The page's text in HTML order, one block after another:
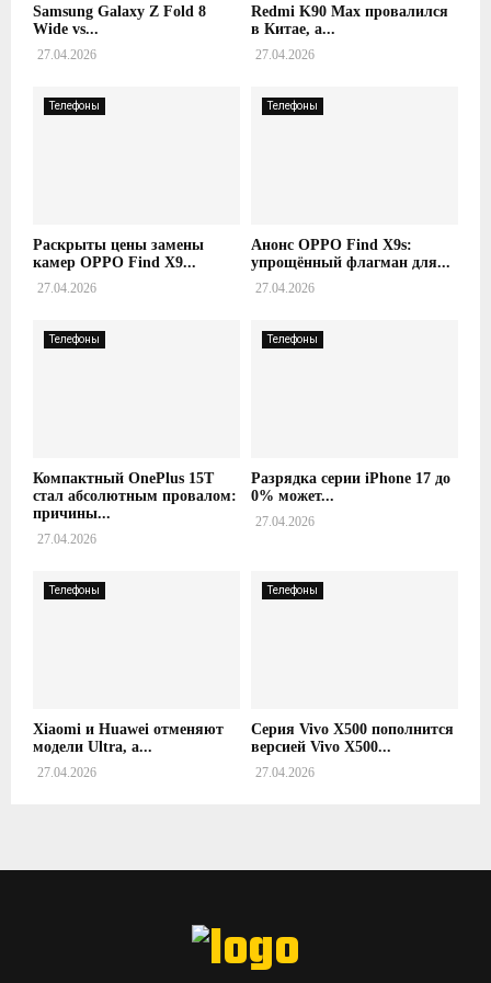
Samsung Galaxy Z Fold 8
Wide vs...
27.04.2026
Redmi K90 Max провалился
в Китае, а...
27.04.2026
Телефоны
Раскрыты цены замены
камер OPPO Find X9...
27.04.2026
Телефоны
Анонс OPPO Find X9s:
упрощённый флагман для...
27.04.2026
Телефоны
Компактный OnePlus 15T
стал абсолютным провалом:
причины...
27.04.2026
Телефоны
Разрядка серии iPhone 17 до
0% может...
27.04.2026
Телефоны
Xiaomi и Huawei отменяют
модели Ultra, а...
27.04.2026
Телефоны
Серия Vivo X500 пополнится
версией Vivo X500...
27.04.2026